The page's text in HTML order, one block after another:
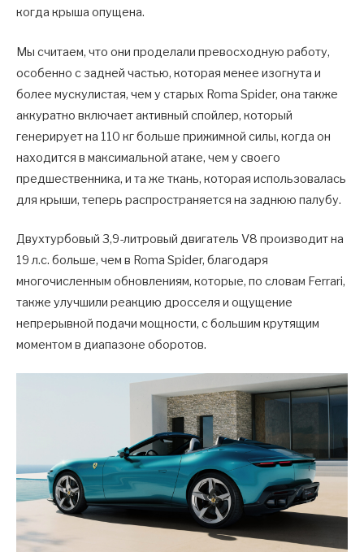
когда крыша опущена.
Мы считаем, что они проделали превосходную работу,
особенно с задней частью, которая менее изогнута и
более мускулистая, чем у старых Roma Spider, она также
аккуратно включает активный спойлер, который
генерирует на 110 кг больше прижимной силы, когда он
находится в максимальной атаке, чем у своего
предшественника, и та же ткань, которая использовалась
для крыши, теперь распространяется на заднюю палубу.
Двухтурбовый 3,9-литровый двигатель V8 производит на
19 л.с. больше, чем в Roma Spider, благодаря
многочисленным обновлениям, которые, по словам Ferrari,
также улучшили реакцию дросселя и ощущение
непрерывной подачи мощности, с большим крутящим
моментом в диапазоне оборотов.